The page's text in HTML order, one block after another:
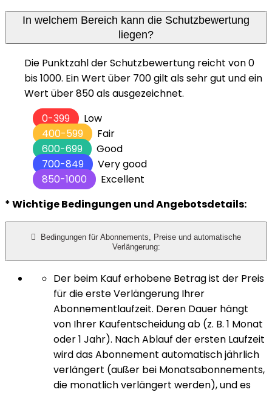
In welchem Bereich kann die Schutzbewertung
liegen?
Die Punktzahl der Schutzbewertung reicht von 0
bis 1000. Ein Wert über 700 gilt als sehr gut und ein
Wert über 850 als ausgezeichnet.
0-399
Low
400-599
Fair
600-699
Good
700-849
Very good
850-1000
Excellent
* Wichtige Bedingungen und Angebotsdetails:

Bedingungen für Abonnements, Preise und automatische
Verlängerung:
Der beim Kauf erhobene Betrag ist der Preis
für die erste Verlängerung Ihrer
Abonnementlaufzeit. Deren Dauer hängt
von Ihrer Kaufentscheidung ab (z. B. 1 Monat
oder 1 Jahr). Nach Ablauf der ersten Laufzeit
wird das Abonnement automatisch jährlich
verlängert (außer bei Monatsabonnements,
die monatlich verlängert werden), und es